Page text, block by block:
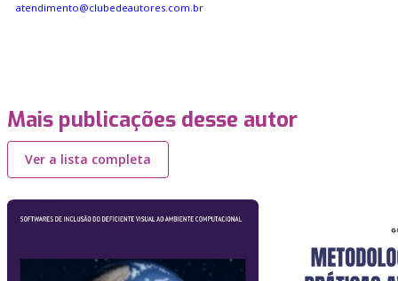
atendimento@clubedeautores.com.br
Mais publicações desse autor
Ver a lista completa